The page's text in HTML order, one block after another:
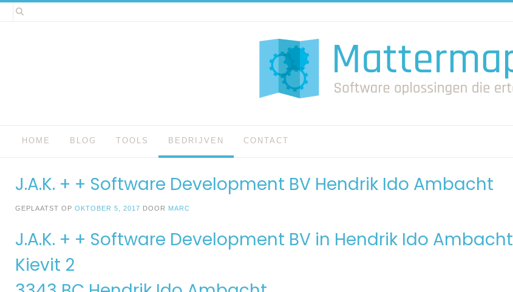
Spring
naar
HOME BLOG TOOLS BEDRIJVEN CONTACT
J.A.K. + + Software Development BV Hendrik Ido Ambacht
GEPLAATST OP OKTOBER 5, 2017 DOOR MARC
J.A.K. + + Software Development BV in Hendrik Ido Ambacht
Kievit 2